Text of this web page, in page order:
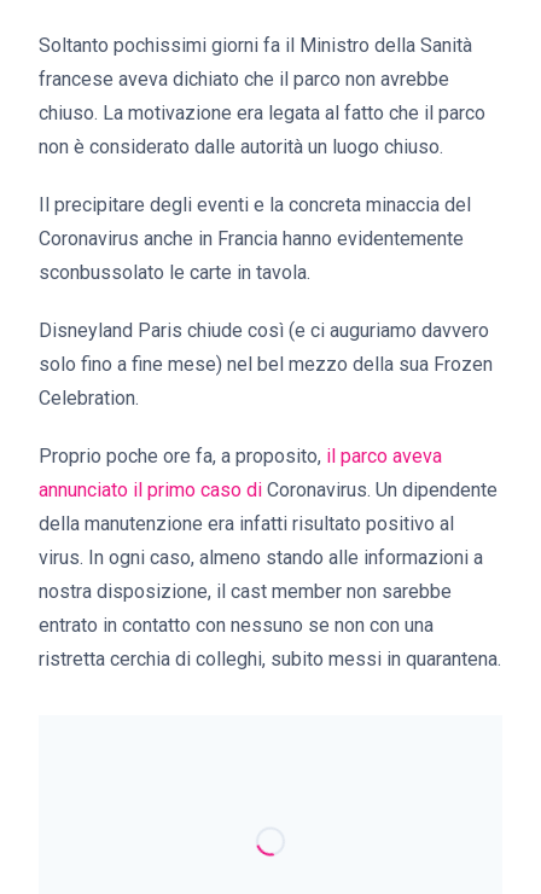
Soltanto pochissimi giorni fa il Ministro della Sanità
francese aveva dichiato che il parco non avrebbe
chiuso. La motivazione era legata al fatto che il parco
non è considerato dalle autorità un luogo chiuso.
Il precipitare degli eventi e la concreta minaccia del
Coronavirus anche in Francia hanno evidentemente
sconbussolato le carte in tavola.
Disneyland Paris chiude così (e ci auguriamo davvero
solo fino a fine mese) nel bel mezzo della sua Frozen
Celebration.
Proprio poche ore fa, a proposito, il parco aveva
annunciato il primo caso di Coronavirus. Un dipendente
della manutenzione era infatti risultato positivo al
virus. In ogni caso, almeno stando alle informazioni a
nostra disposizione, il cast member non sarebbe
entrato in contatto con nessuno se non con una
ristretta cerchia di colleghi, subito messi in quarantena.